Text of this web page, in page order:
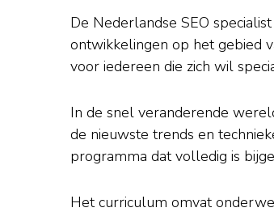
De Nederlandse SEO
ontwikkelingen op het gebied
voor iedereen die zich wil
In de snel veranderende
de nieuwste trends en
programma dat volledig is
Het curriculum omvat